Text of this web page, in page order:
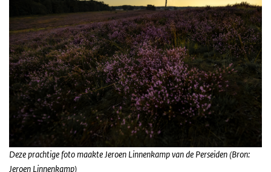
Deze prachtige foto maakte Jeroen Linnenkamp van de Perseiden (Bron:
Jeroen Linnenkamp)